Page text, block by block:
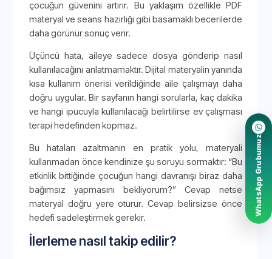
çocuğun güvenini artırır. Bu yaklaşım özellikle PDF
materyal ve seans hazırlığı gibi basamaklı becerilerde
daha görünür sonuç verir.
Üçüncü hata, aileye sadece dosya gönderip nasıl
kullanılacağını anlatmamaktır. Dijital materyalin yanında
kısa kullanım önerisi verildiğinde aile çalışmayı daha
doğru uygular. Bir sayfanın hangi sorularla, kaç dakika
ve hangi ipucuyla kullanılacağı belirtilirse ev çalışması
terapi hedefinden kopmaz.
Bu hataları azaltmanın en pratik yolu, materyali
kullanmadan önce kendinize şu soruyu sormaktır: “Bu
etkinlik bittiğinde çocuğun hangi davranışı biraz daha
bağımsız yapmasını bekliyorum?” Cevap netse
materyal doğru yere oturur. Cevap belirsizse önce
hedefi sadeleştirmek gerekir.
İlerleme nasıl takip edilir?
WhatsApp Grubumuz